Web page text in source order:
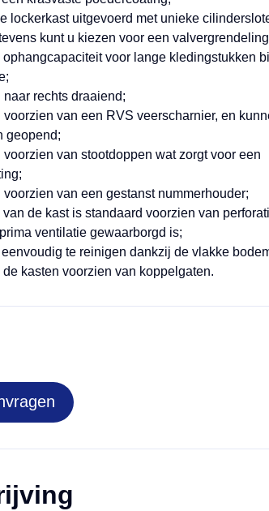
lockerkast uitgevoerd met unieke
kunt u kiezen voor een
voor lange kledingstukken
rechts draaiend;
voorzien van een RVS veerscharnier, en
geopend;
voorzien van stootdoppen wat zorgt voor een
voorzien van een gestanst nummerhouder;
de kast is standaard voorzien van
ventilatie gewaarborgd is;
te reinigen dankzij de vlakke
kasten voorzien van koppelgaten.